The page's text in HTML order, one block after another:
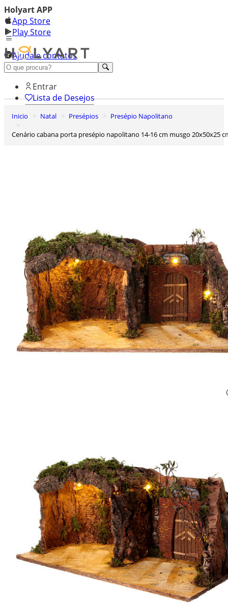
Holyart APP
App Store
Play Store
Ajuda e contatos
Conheça premium
Entrar
Lista de Desejos
Inicio Natal Presépios
Presépio Napolitano
Cenário cabana porta presépio napolitano 14-16 cm musgo 20x50x25